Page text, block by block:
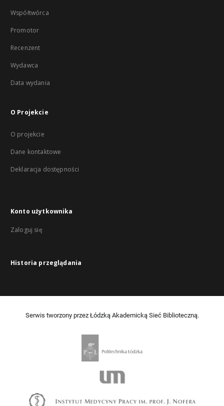
Współtwórca
Promotor
Recenzent
Wydawca
Data wydania
O Projekcie
O projekcie
Dane kontaktowe
Deklaracja dostępności
Konto użytkownika
Zaloguj się
Historia przeglądania
Serwis tworzony przez Łódzką Akademicką Sieć Biblioteczną.